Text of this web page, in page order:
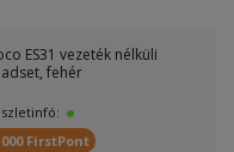
ES31 vezeték nélküli
fehér
000 FirstPont